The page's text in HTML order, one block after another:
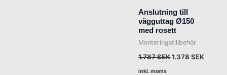
Anslutning till
vägguttag Ø150
med rosett
Monteringstillbehör
1.787SEK1.378SEK
inkl. moms